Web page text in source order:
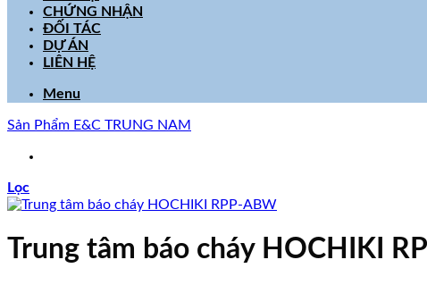
CHỨNG NHẬN
ĐỐI TÁC
DỰ ÁN
LIÊN HỆ
Menu
Sản Phẩm E&C TRUNG NAM
Lọc
Trung tâm báo cháy HOCHIKI